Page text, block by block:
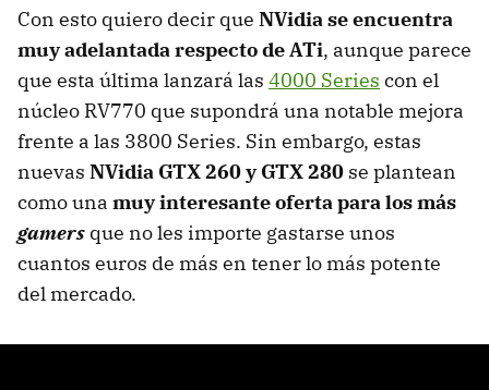
Con esto quiero decir que NVidia se encuentra
muy adelantada respecto de ATi, aunque parece
que esta última lanzará las 4000 Series con el
núcleo RV770 que supondrá una notable mejora
frente a las 3800 Series. Sin embargo, estas
nuevas NVidia GTX 260 y GTX 280 se plantean
como una muy interesante oferta para los más
gamers que no les importe gastarse unos
cuantos euros de más en tener lo más potente
del mercado.